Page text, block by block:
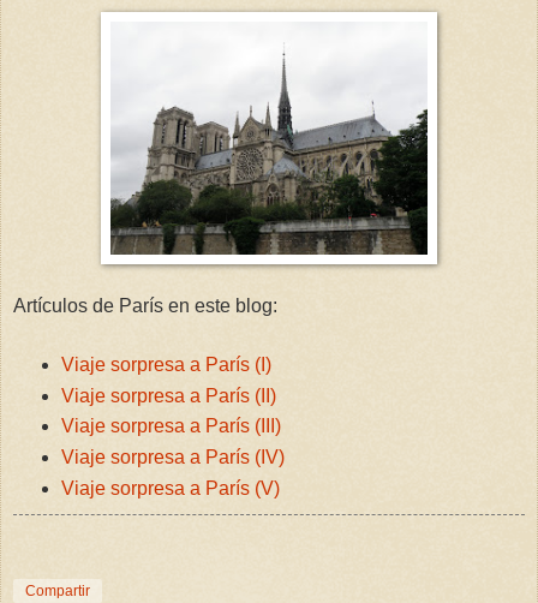
Artículos de París en este blog:
Viaje sorpresa a París (I)
Viaje sorpresa a París (II)
Viaje sorpresa a París (III)
Viaje sorpresa a París (IV)
Viaje sorpresa a París (V)
Compartir